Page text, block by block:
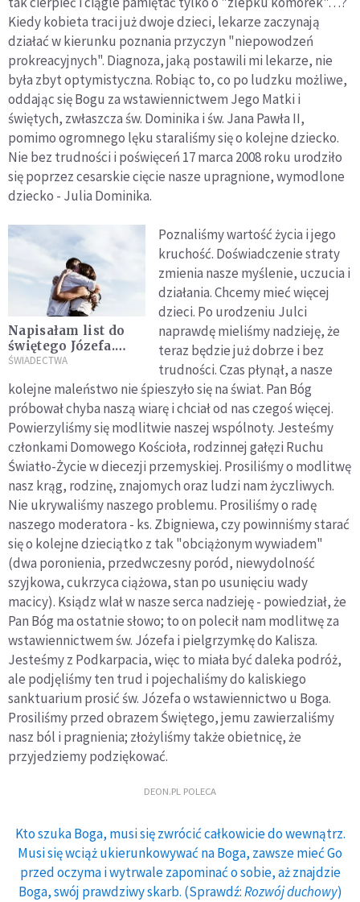
Kiedy kobieta traci już dwoje dzieci, lekarze zaczynają
działać w kierunku poznania przyczyn "niepowodzeń
prokreacyjnych". Diagnoza, jaką postawili mi lekarze, nie
była zbyt optymistyczna. Robiąc to, co po ludzku możliwe,
oddając się Bogu za wstawiennictwem Jego Matki i
świętych, zwłaszcza św. Dominika i św. Jana Pawła II,
pomimo ogromnego lęku staraliśmy się o kolejne dziecko.
Nie bez trudności i poświęceń 17 marca 2008 roku urodziło
się poprzez cesarskie cięcie nasze upragnione, wymodlone
dziecko - Julia Dominika.
Napisałam list do
świętego Józefa.
Kilka miesięcy
przyszłego męża
ŚWIADECTWA
Poznaliśmy wartość życia i jego
kruchość. Doświadczenie straty
zmienia nasze myślenie, uczucia i
działania. Chcemy mieć więcej
dzieci. Po urodzeniu Julci
naprawdę mieliśmy nadzieję, że
teraz będzie już dobrze i bez
trudności. Czas płynął, a nasze
kolejne maleństwo nie śpieszyło się na świat. Pan Bóg
próbował chyba naszą wiarę i chciał od nas czegoś więcej.
Powierzyliśmy się modlitwie naszej wspólnoty. Jesteśmy
członkami Domowego Kościoła, rodzinnej gałęzi Ruchu
Światło-Życie w diecezji przemyskiej. Prosiliśmy o modlitwę
nasz krąg, rodzinę, znajomych oraz ludzi nam życzliwych.
Nie ukrywaliśmy naszego problemu. Prosiliśmy o radę
naszego moderatora - ks. Zbigniewa, czy powinniśmy starać
się o kolejne dzieciątko z tak "obciążonym wywiadem"
(dwa poronienia, przedwczesny poród, niewydolność
szyjkowa, cukrzyca ciążowa, stan po usunięciu wady
macicy). Ksiądz wlał w nasze serca nadzieję - powiedział, że
Pan Bóg ma ostatnie słowo; to on polecił nam modlitwę za
wstawiennictwem św. Józefa i pielgrzymkę do Kalisza.
Jesteśmy z Podkarpacia, więc to miała być daleka podróż,
ale podjęliśmy ten trud i pojechaliśmy do kaliskiego
sanktuarium prosić św. Józefa o wstawiennictwo u Boga.
Prosiliśmy przed obrazem Świętego, jemu zawierzaliśmy
nasz ból i pragnienia; złożyliśmy także obietnicę, że
przyjedziemy podziękować.
DEON.PL POLECA
Kto szuka Boga, musi się zwrócić całkowicie do wewnątrz.
Musi się wciąż ukierunkowywać na Boga, zawsze mieć Go
przed oczyma i wytrwale zapominać o sobie, aż znajdzie
Boga, swój prawdziwy skarb. (Sprawdź:Rozwój duchowy)